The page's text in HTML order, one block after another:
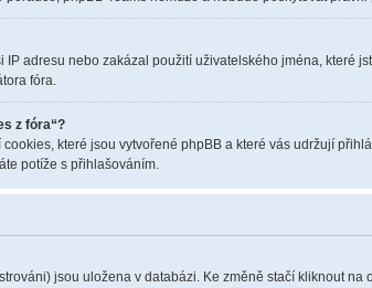
adresu nebo zakázal použití uživatelského jména, které
fóra.
z fóra“?
cookies, které jsou vytvořené phpBB a které vás udržují
potíže s přihlašováním.
jsou uložena v databázi. Ke změně stačí kliknout na